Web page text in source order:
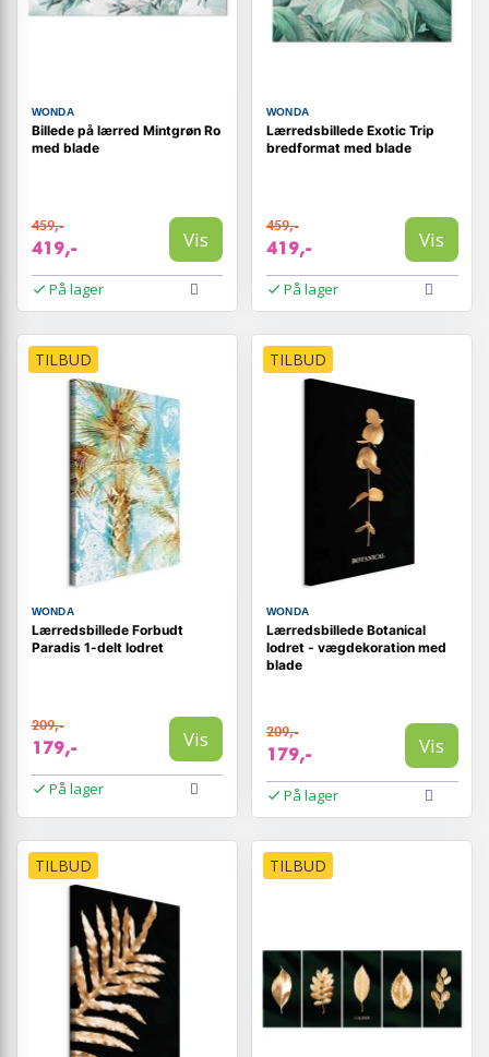
WONDA
Billede på lærred Mintgrøn Ro
med blade
459,-
419,- Vis
På lager
WONDA
Lærredsbillede Exotic Trip
bredformat med blade
459,-
419,- Vis
På lager
TILBUD
WONDA
Lærredsbillede Forbudt
Paradis 1-delt lodret
209,-
179,- Vis
På lager
TILBUD
WONDA
Lærredsbillede Botanical
lodret - vægdekoration med
blade
209,-
179,- Vis
På lager
TILBUD TILBUD